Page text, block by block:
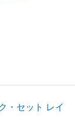
・セット レイ